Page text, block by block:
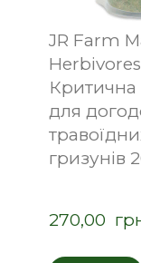
JR Farm
Критична
для
гризунів
270,00